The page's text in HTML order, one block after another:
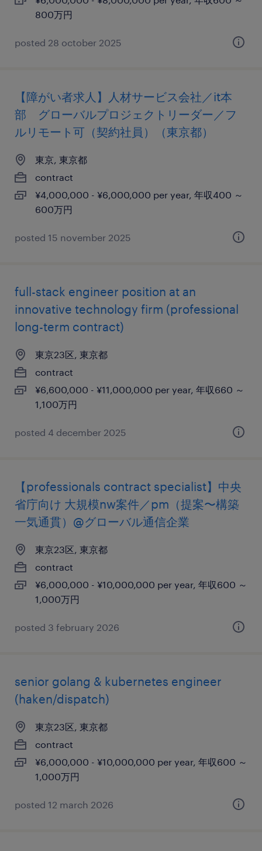
800万円
posted 28 october 2025
【障がい者求人】人材サービス会社／it本
部 グローバルプロジェクトリーダー／フ
ルリモート可（契約社員）（東京都）
東京, 東京都
contract
¥4,000,000 - ¥6,000,000 per year, 年収400 ～
600万円
posted 15 november 2025
full-stack engineer position at an
innovative technology firm (professional
long-term contract)
東京23区, 東京都
contract
¥6,600,000 - ¥11,000,000 per year, 年収660 ～
1,100万円
posted 4 december 2025
【professionals contract specialist】中央
省庁向け 大規模nw案件／pm（提案〜構築
一気通貫）@グローバル通信企業
東京23区, 東京都
contract
¥6,000,000 - ¥10,000,000 per year, 年収600 ～
1,000万円
posted 3 february 2026
senior golang & kubernetes engineer
(haken/dispatch)
東京23区, 東京都
contract
¥6,000,000 - ¥10,000,000 per year, 年収600 ～
1,000万円
posted 12 march 2026